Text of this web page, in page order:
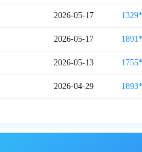
2026-05-17
2026-05-17
2026-05-13
2026-04-29